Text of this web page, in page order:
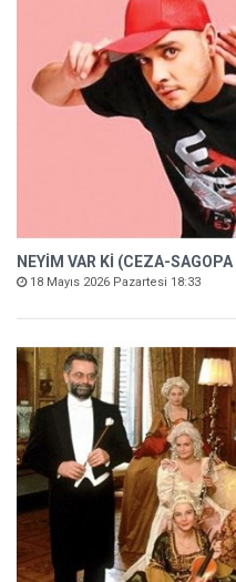
NEYİM VAR Kİ (CEZA-
18 Mayıs 2026 Pazartesi 18:33